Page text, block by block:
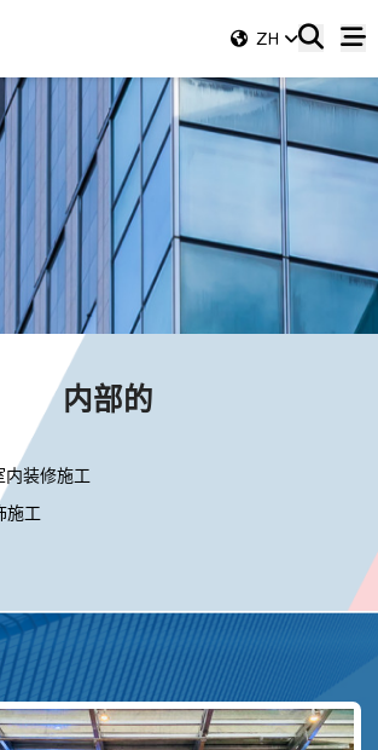
ZH
内部的
内装修施工
施工